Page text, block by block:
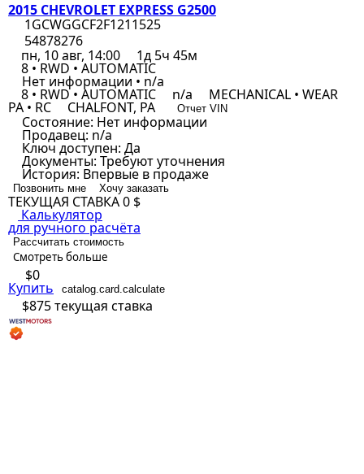
2015 CHEVROLET EXPRESS G2500
1GCWGGCF2F1211525
54878276
пн, 10 авг, 14:00
1д 5ч 45м
8 • RWD • AUTOMATIC
Нет информации • n/a
8 • RWD • AUTOMATIC n/a MECHANICAL • WEAR
PA • RC CHALFONT, PA Отчет VIN
Состояние: Нет информации
Продавец: n/a
Ключ доступен: Да
Документы: Требуют уточнения
История: Впервые в продаже
Позвонить мне Хочу заказать
ТЕКУЩАЯ СТАВКА0 $
Калькулятор
для ручного расчёта
Рассчитать стоимость
Смотреть больше
$0
Купить catalog.card.calculate
$875текущая ставка